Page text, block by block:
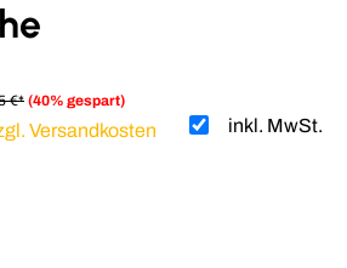
€* (40% gespart)
inkl. MwSt.
Versandkosten
von 5 von 5 Sternen